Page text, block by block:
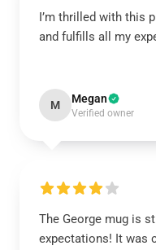
I’m thrilled with this
and fulfills all my
M Megan
Verified owner
The George mug is
expectations! It was